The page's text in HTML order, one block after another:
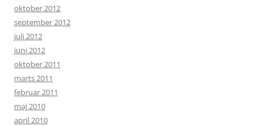
oktober 2012
september 2012
juli 2012
juni 2012
oktober 2011
marts 2011
februar 2011
maj 2010
april 2010